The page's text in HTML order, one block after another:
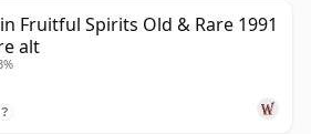
Fruitful Spirits Old & Rare 1991
alt
?